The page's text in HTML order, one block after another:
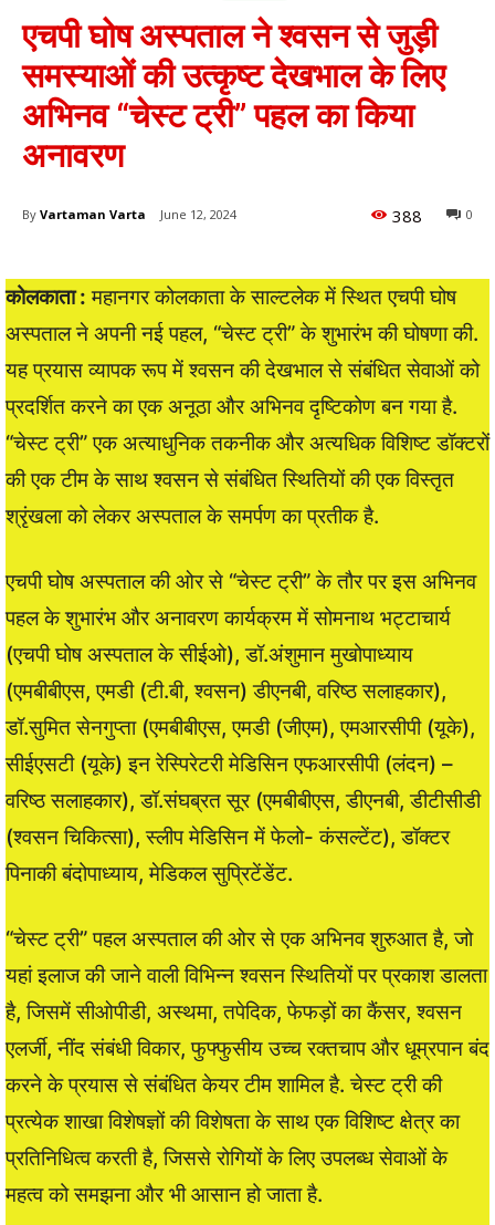
एचपी घोष अस्पताल ने श्वसन से जुड़ी
समस्याओं की उत्कृष्ट देखभाल के लिए
अभिनव “चेस्ट ट्री” पहल का किया
अनावरण
By Vartaman Varta June 12, 2024 0
388
कोलकाता : महानगर कोलकाता के साल्टलेक में स्थित एचपी घोष
अस्पताल ने अपनी नई पहल, “चेस्ट ट्री” के शुभारंभ की घोषणा की.
यह प्रयास व्यापक रूप में श्वसन की देखभाल से संबंधित सेवाओं को
प्रदर्शित करने का एक अनूठा और अभिनव दृष्टिकोण बन गया है.
“चेस्ट ट्री” एक अत्याधुनिक तकनीक और अत्यधिक विशिष्ट डॉक्टरों
की एक टीम के साथ श्वसन से संबंधित स्थितियों की एक विस्तृत
श्रृंखला को लेकर अस्पताल के समर्पण का प्रतीक है.
एचपी घोष अस्पताल की ओर से “चेस्ट ट्री” के तौर पर इस अभिनव
पहल के शुभारंभ और अनावरण कार्यक्रम में सोमनाथ भट्टाचार्य
(एचपी घोष अस्पताल के सीईओ), डॉ.अंशुमान मुखोपाध्याय
(एमबीबीएस, एमडी (टी.बी, श्वसन) डीएनबी, वरिष्ठ सलाहकार),
डॉ.सुमित सेनगुप्ता (एमबीबीएस, एमडी (जीएम), एमआरसीपी (यूके),
सीईएसटी (यूके) इन रेस्पिरेटरी मेडिसिन एफआरसीपी (लंदन) –
वरिष्ठ सलाहकार), डॉ.संघब्रत सूर (एमबीबीएस, डीएनबी, डीटीसीडी
(श्वसन चिकित्सा), स्लीप मेडिसिन में फेलो- कंसल्टेंट), डॉक्टर
पिनाकी बंदोपाध्याय, मेडिकल सुप्रिटेंडेंट.
“चेस्ट ट्री” पहल अस्पताल की ओर से एक अभिनव शुरुआत है, जो
यहां इलाज की जाने वाली विभिन्न श्वसन स्थितियों पर प्रकाश डालता
है, जिसमें सीओपीडी, अस्थमा, तपेदिक, फेफड़ों का कैंसर, श्वसन
एलर्जी, नींद संबंधी विकार, फुफ्फुसीय उच्च रक्तचाप और धूम्रपान बंद
करने के प्रयास से संबंधित केयर टीम शामिल है. चेस्ट ट्री की
प्रत्येक शाखा विशेषज्ञों की विशेषता के साथ एक विशिष्ट क्षेत्र का
प्रतिनिधित्व करती है, जिससे रोगियों के लिए उपलब्ध सेवाओं के
महत्व को समझना और भी आसान हो जाता है.